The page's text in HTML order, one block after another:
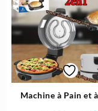
Machine à Pain et